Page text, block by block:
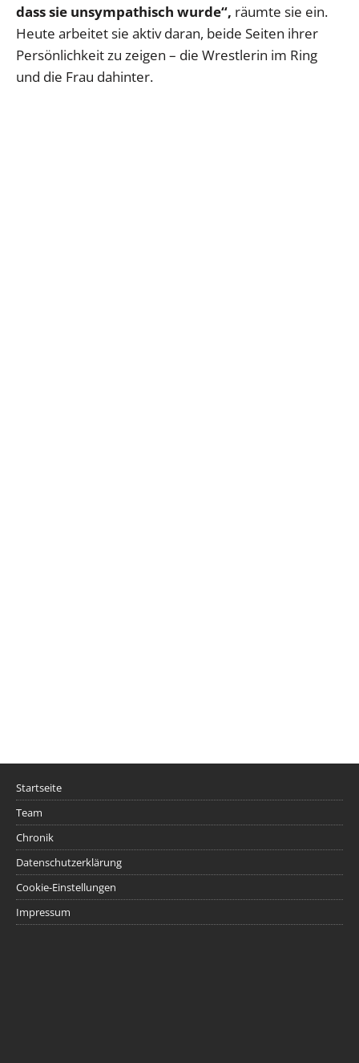
dass sie unsympathisch wurde“, räumte sie ein.
Heute arbeitet sie aktiv daran, beide Seiten ihrer
Persönlichkeit zu zeigen – die Wrestlerin im Ring
und die Frau dahinter.
Startseite
Team
Chronik
Datenschutzerklärung
Cookie-Einstellungen
Impressum